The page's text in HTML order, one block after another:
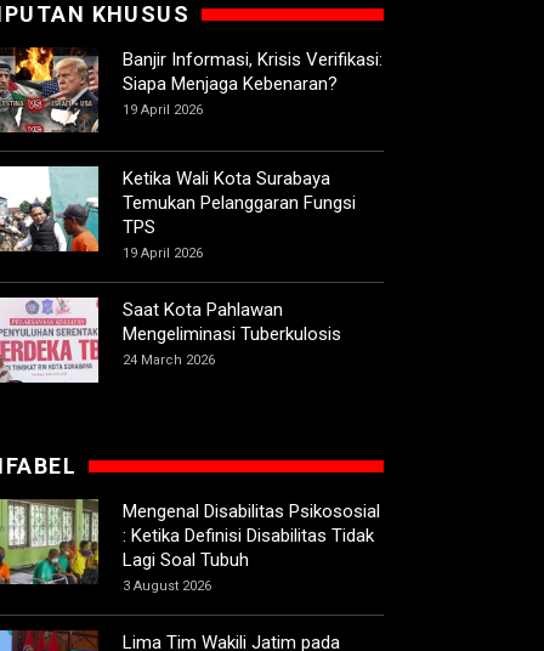
KHUSUS
Banjir Informasi, Krisis Verifikasi:
Siapa Menjaga Kebenaran?
19 April 2026
Ketika Wali Kota Surabaya
Temukan Pelanggaran Fungsi
TPS
19 April 2026
Saat Kota Pahlawan
Mengeliminasi Tuberkulosis
24 March 2026
Mengenal Disabilitas Psikososial
: Ketika Definisi Disabilitas Tidak
Lagi Soal Tubuh
3 August 2026
Lima Tim Wakili Jatim pada